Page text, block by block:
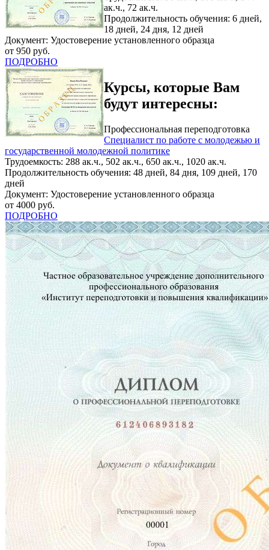
ак.ч., 72 ак.ч.
Продолжительность обучения: 6 дней,
18 дней, 24 дня, 12 дней
Документ: Удостоверение установленного образца
от 950 руб.
ПОДРОБНО
Курсы, которые Вам
будут интересны:
Профессиональная переподготовка
Специалист по работе с молодежью и
государственной молодежной политике
Трудоемкость: 288 ак.ч., 502 ак.ч., 650 ак.ч., 1020 ак.ч.
Продолжительность обучения: 48 дней, 84 дня, 109 дней, 170
дней
Документ: Удостоверение установленного образца
от 4000 руб.
ПОДРОБНО